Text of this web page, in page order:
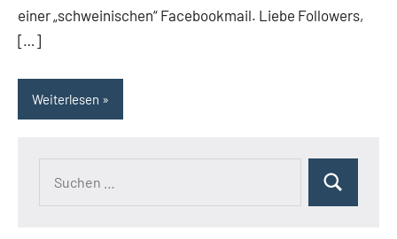
einer „schweinischen“ Facebookmail. Liebe Followers,
[…]
Weiterlesen
Suchen